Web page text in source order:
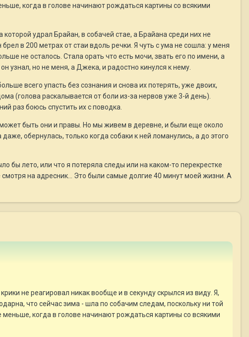
когда в голове начинают рождаться картины со всякими
удрал Брайан, в собачей стае, а Брайана среди них не
в 200 метрах от стаи вдоль речки. Я чуть с ума не сошла: у меня
не осталось. Стала орать что есть мочи, звать его по имени, а
узнал, но не меня, а Джека, и радостно кинулся к нему.
всего упасть без сознания и снова их потерять, уже двоих,
(голова раскалывается от боли из-за нервов уже 3-й день).
раз боюсь спустить их с поводка.
быть они и правы. Но мы живем в деревне, и были еще около
обернулась, только когда собаки к ней ломанулись, а до этого
бы лето, или что я потеряла следы или на каком-то перекрестке
на адресник... Это были самые долгие 40 минут моей жизни. А
не реагировал никак вообще и в секунду скрылся из виду. Я,
что сейчас зима - шла по собачим следам, поскольку ни той
когда в голове начинают рождаться картины со всякими